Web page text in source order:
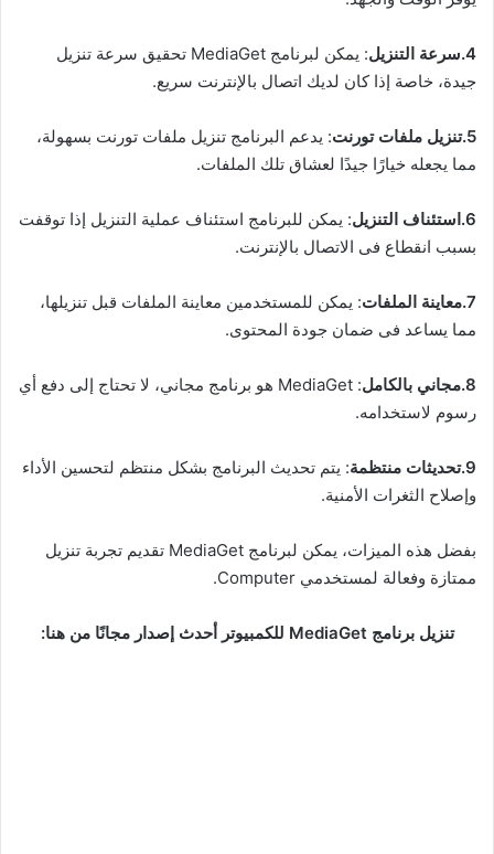
4.سرعة التنزيل
: يمكن لبرنامج MediaGet تحقيق سرعة تنزيل
جيدة، خاصة إذا كان لديك اتصال بالإنترنت سريع.
5.تنزيل ملفات تورنت
: يدعم البرنامج تنزيل ملفات تورنت بسهولة،
مما يجعله خيارًا جيدًا لعشاق تلك الملفات.
6.استئناف التنزيل
: يمكن للبرنامج استئناف عملية التنزيل إذا توقفت
بسبب انقطاع فى الاتصال بالإنترنت.
7.معاينة الملفات
: يمكن للمستخدمين معاينة الملفات قبل تنزيلها،
مما يساعد فى ضمان جودة المحتوى.
8.مجاني بالكامل
: MediaGet هو برنامج مجاني، لا تحتاج إلى دفع أي
رسوم لاستخدامه.
9.تحديثات منتظمة
: يتم تحديث البرنامج بشكل منتظم لتحسين الأداء
وإصلاح الثغرات الأمنية.
بفضل هذه الميزات، يمكن لبرنامج MediaGet تقديم تجربة تنزيل
ممتازة وفعالة لمستخدمي Computer.
تنزيل برنامج MediaGet للكمبيوتر أحدث إصدار مجانًا من هنا: